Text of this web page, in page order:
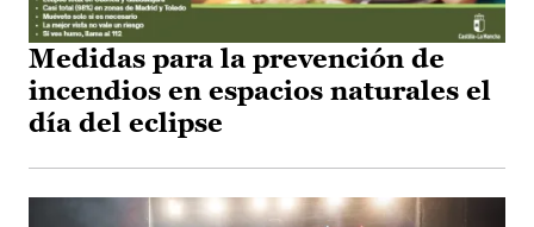
Medidas para la prevención de
incendios en espacios naturales el
día del eclipse